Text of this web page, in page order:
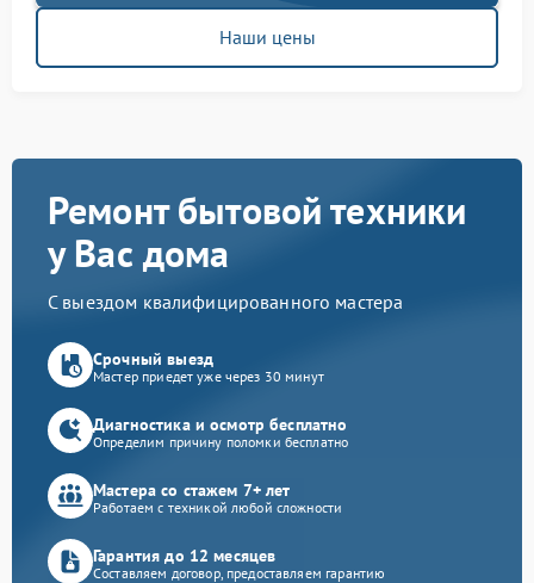
Наши цены
Ремонт бытовой техники
у Вас дома
С выездом квалифицированного мастера
Срочный выезд
Мастер приедет уже через 30 минут
Диагностика и осмотр бесплатно
Определим причину поломки бесплатно
Мастера со стажем 7+ лет
Работаем с техникой любой сложности
Гарантия до 12 месяцев
Составляем договор, предоставляем гарантию